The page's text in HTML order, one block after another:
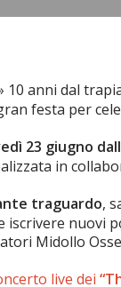
10 anni dal
festa per
23 giugno
in
traguardo,
iscrivere nuovi
Midollo
live dei